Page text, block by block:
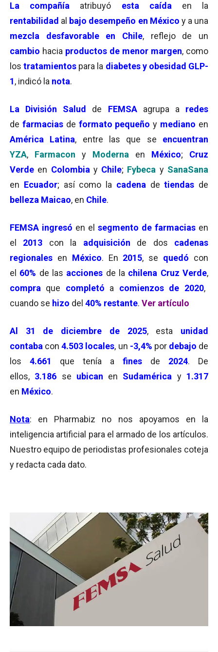
La compañía atribuyó esta caída en la
rentabilidad al bajo desempeño en México y a una
mezcla desfavorable en Chile, reflejo de un
cambio hacia productos de menor margen, como
lostratamientos para la diabetes y obesidad GLP-
1, indicó la nota.
La División Salud de FEMSA agrupa a redes
de farmacias de formato pequeño y mediano en
América Latina, entre las que se encuentran
YZA, Farmacon y Moderna en México;
Cruz
Verde en Colombia y Chile; Fybeca y SanaSana
en Ecuador; así como la cadena detiendas de
belleza Maicao, en Chile.
FEMSA ingresó en el segmento de farmacias en
el
2013 con la adquisición de dos cadenas
regionales en México. En 2015, se quedó con
el 60% de las acciones de la chilena Cruz Verde,
compra que completó a comienzos de 2020,
cuando se hizo del 40% restante. Ver artículo
Al 31 de diciembre de 2025, esta
unidad
contaba con 4.503 locales, un -3,4% por debajo de
los
4.661 que tenía a fines de 2024. De
ellos, 3.186 se ubican en Sudamérica y 1.317
en México.
Nota: en Pharmabiz no nos apoyamos en la
inteligencia artificial para el armado de los artículos.
Nuestro equipo de periodistas profesionales coteja
y redacta cada dato.